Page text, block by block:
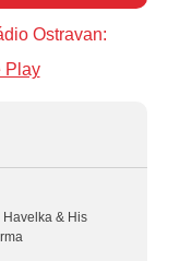
Ostravan:
Havelka & His